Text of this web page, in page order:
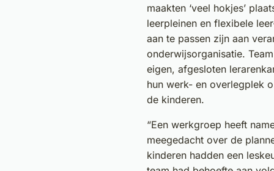
maakten ‘veel hokjes’
leerpleinen en flexibele
aan te passen zijn aan
onderwijsorganisatie.
eigen, afgesloten
hun werk- en overlegplek
de kinderen.
“Een werkgroep heeft
meegedacht over de
kinderen hadden een